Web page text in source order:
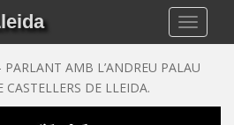
PARLANT AMB L’ANDREU PALAU
CASTELLERS DE LLEIDA.